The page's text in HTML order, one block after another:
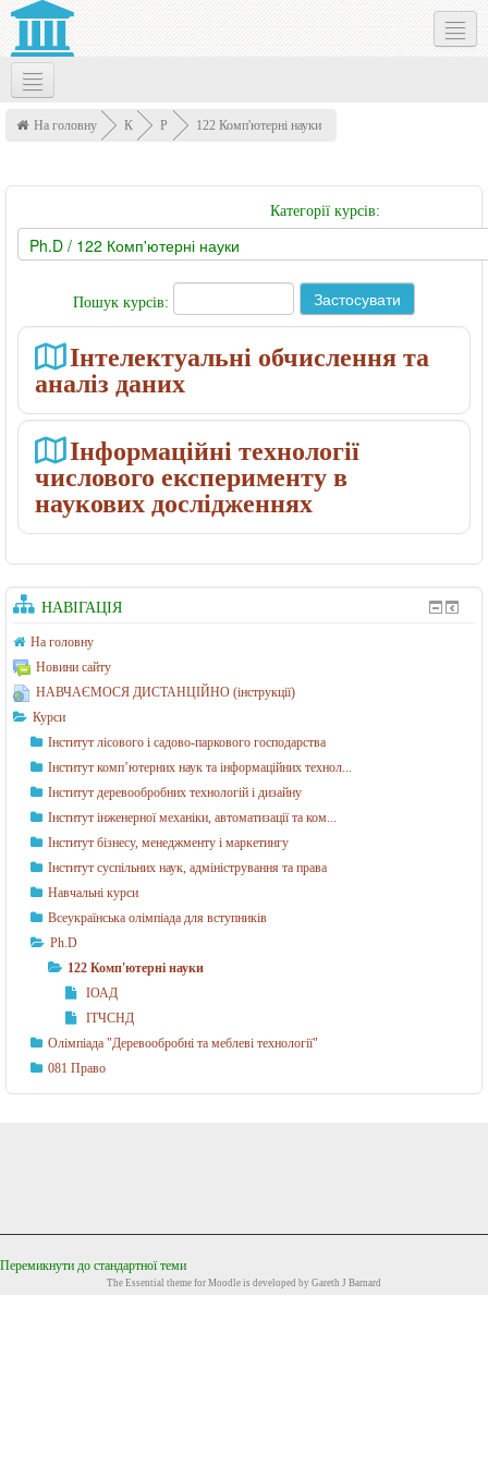
Українська ‎(uk)‎
На головну
К
р
и
P
.
122 Комп'ютерні науки
Категорії курсів:
Пошук курсів:
Інтелектуальні обчислення та
аналіз даних
Інформаційні технології
числового експерименту в
наукових дослідженнях
НАВІГАЦІЯ
На головну
Новини сайту
НАВЧАЄМОСЯ ДИСТАНЦІЙНО (інструкції)
Курси
Інститут лісового і садово-паркового господарства
Інститут комп’ютерних наук та інформаційних технол...
Інститут деревообробних технологій і дизайну
Інститут інженерної механіки, автоматизації та ком...
Інститут бізнесу, менеджменту і маркетингу
Інститут суспільних наук, адміністрування та права
Навчальні курси
Всеукраїнська олімпіада для вступників
Ph.D
122 Комп'ютерні науки
ІОАД
ІТЧСНД
Олімпіада "Деревообробні та меблеві технології"
081 Право
Перемикнути до стандартної теми
The Essential theme for Moodle is developed by Gareth J Barnard